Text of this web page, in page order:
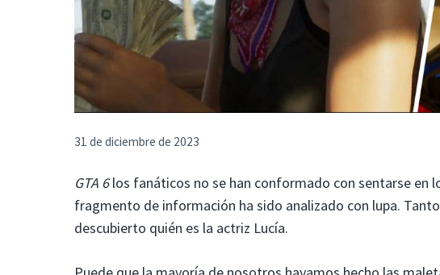
31 de diciembre de 2023
GTA 6los fanáticos no se han conformado con sentarse en
fragmento de información ha sido analizado con lupa.
descubierto quién es la actriz Lucía.